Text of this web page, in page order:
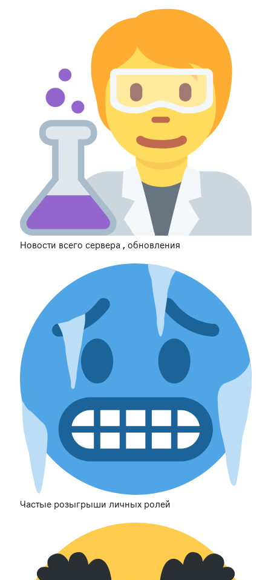
Новости всего сервера , обновления
Частые розыгрыши личных ролей